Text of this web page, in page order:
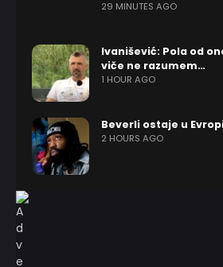
29 MINUTES AGO
Ivanišević: Pola od
viče ne razumem…
1 HOUR AGO
Beverli ostaje u
2 HOURS AGO